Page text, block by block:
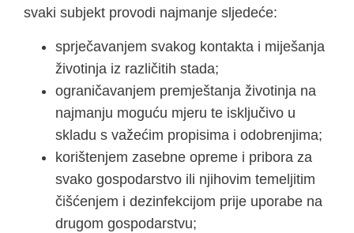
svaki subjekt provodi najmanje sljedeće:
sprječavanjem svakog kontakta i miješanja
životinja iz različitih stada;
ograničavanjem premještanja životinja na
najmanju moguću mjeru te isključivo u
skladu s važećim propisima i odobrenjima;
korištenjem zasebne opreme i pribora za
svako gospodarstvo ili njihovim temeljitim
čišćenjem i dezinfekcijom prije uporabe na
drugom gospodarstvu;